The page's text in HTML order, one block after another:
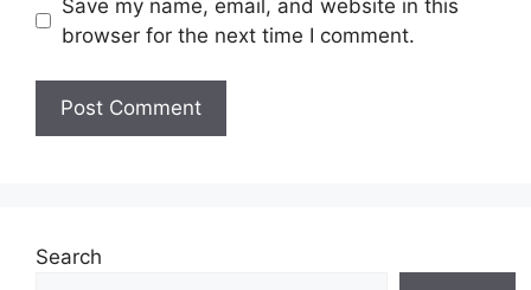
Save my name, email, and website in this
browser for the next time I comment.
Search